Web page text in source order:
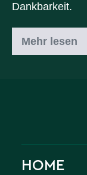
Dankbarkeit.
Mehr lesen
HOME